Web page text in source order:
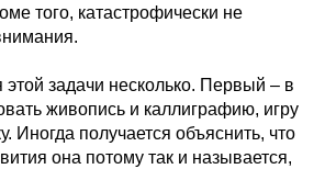
того, катастрофически не
задачи несколько. Первый – в
живопись и каллиграфию, игру
Иногда получается объяснить, что
она потому так и называется,